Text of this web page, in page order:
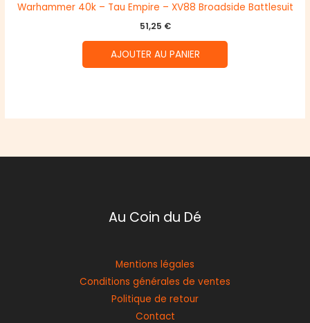
Warhammer 40k – Tau Empire – XV88 Broadside Battlesuit
51,25 €
AJOUTER AU PANIER
Au Coin du Dé
Mentions légales
Conditions générales de ventes
Politique de retour
Contact